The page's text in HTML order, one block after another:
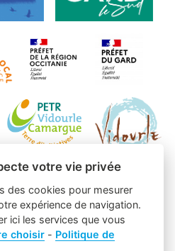
votre vie privée
des cookies pour mesurer
expérience de navigation.
ici les services que vous
choisir - Politique de